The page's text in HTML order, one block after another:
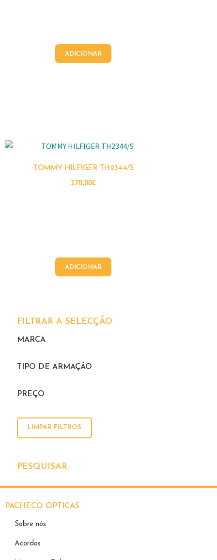
ADICIONAR
TOMMY HILFIGER TH2344/S
170,00€
ADICIONAR
FILTRAR A SELECÇÃO
MARCA
TIPO DE ARMAÇÃO
PREÇO
LIMPAR FILTROS
PESQUISAR
PACHECO ÓPTICAS
Sobre nós
Acordos